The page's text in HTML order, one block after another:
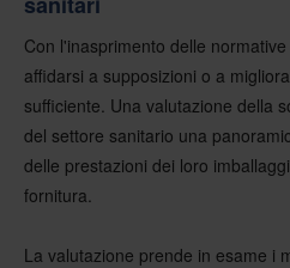
Con l'inasprimento delle
affidarsi a supposizioni o a
sufficiente. Una valutazione della
del settore sanitario una
delle prestazioni dei loro
fornitura.
La valutazione prende in esame i